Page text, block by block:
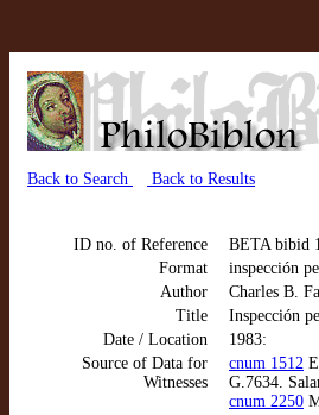
Back to Search Back to Results
ID no. of Reference
BETA bibid
Format
inspección
Author
Charles B.
Title
Inspección
Date / Location
1983:
Source of Data for
Witnesses
cnum 1512
G.7634.
cnum 2250